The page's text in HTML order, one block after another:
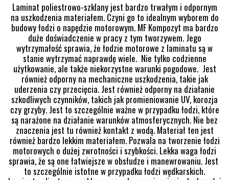
Laminat poliestrowo-szklany jest bardzo trwałym i odpornym
na uszkodzenia materiałem. Czyni go to idealnym wyborem do
budowy łodzi o napędzie motorowym. MF Kompozyt ma bardzo
duże doświadczenie w pracy z tym tworzywem. Jego
wytrzymałość sprawia, że łodzie motorowe z laminatu są w
stanie wytrzymać naprawdę wiele. Nie tylko codzienne
użytkowanie, ale także niekorzystne warunki pogodowe. Jest
również odporny na mechaniczne uszkodzenia, takie jak
uderzenia czy przecięcia. Jest również odporny na działanie
szkodliwych czynników, takich jak promieniowanie UV, korozja
czy grzyby. Jest to szczególnie ważne w przypadku łodzi, które
są narażone na działanie warunków atmosferycznych. Nie bez
znaczenia jest tu również kontakt z wodą. Materiał ten jest
również bardzo lekkim materiałem. Pozwala na tworzenie łodzi
motorowych o dużej zwrotności i szybkości. Lekka waga łodzi
sprawia, że są one łatwiejsze w obsłudze i manewrowaniu. Jest
to szczególnie istotne w przypadku łodzi wędkarskich.